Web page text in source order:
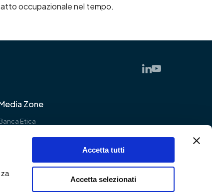
Accetta tutti
Accetta selezionati
occupazionale nel tempo.
Zone
Etica